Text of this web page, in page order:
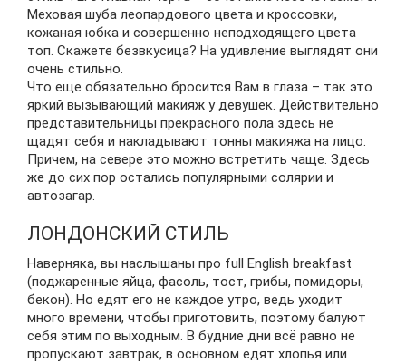
Меховая шуба леопардового цвета и кроссовки,
кожаная юбка и совершенно неподходящего цвета
топ. Скажете безвкусица? На удивление выглядят они
очень стильно.
Что еще обязательно бросится Вам в глаза – так это
яркий вызывающий макияж у девушек. Действительно
представительницы прекрасного пола здесь не
щадят себя и накладывают тонны макияжа на лицо.
Причем, на севере это можно встретить чаще. Здесь
же до сих пор остались популярными солярии и
автозагар.
ЛОНДОНСКИЙ СТИЛЬ
Наверняка, вы наслышаны про full English breakfast
(поджаренные яйца, фасоль, тост, грибы, помидоры,
бекон). Но едят его не каждое утро, ведь уходит
много времени, чтобы приготовить, поэтому балуют
себя этим по выходным. В будние дни всё равно не
пропускают завтрак, в основном едят хлопья или